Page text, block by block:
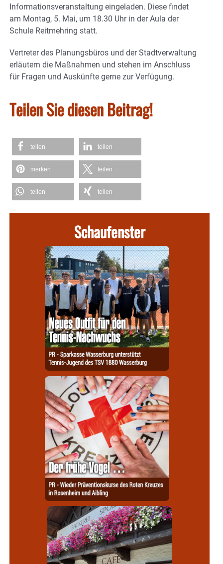
Informationsveranstaltung eingeladen. Diese findet
am Montag, 5. Mai, um 18.30 Uhr in der Aula der
Schule Reitmehring statt.
Vertreter des Planungsbüros und der Stadtverwaltung
erläutern die Maßnahmen und stehen im Anschluss
für Fragen und Auskünfte gerne zur Verfügung.
Teilen Sie diesen Beitrag!
teilen teilen
merken teilen
teilen teilen
Schaufenster